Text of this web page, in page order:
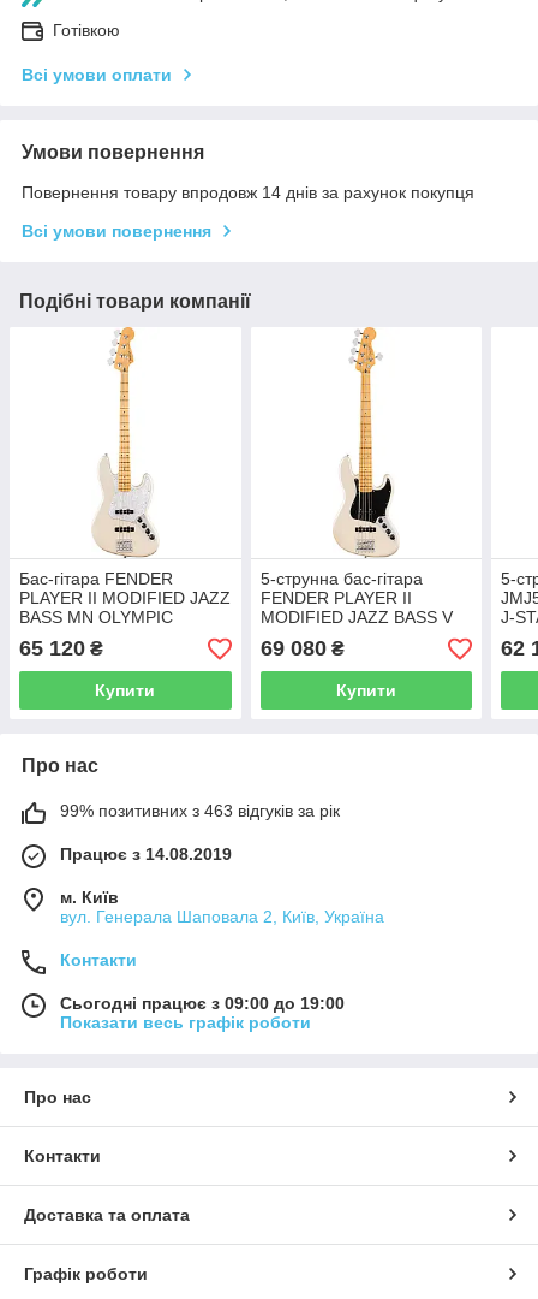
Готівкою
Всі умови оплати
Умови повернення
Повернення товару впродовж 14 днів за рахунок покупця
Всі умови повернення
Подібні товари компанії
Бас-гітара FENDER
PLAYER II MODIFIED JAZZ
BASS MN OLYMPIC
PEARL
65 120 ₴
Купити
5-струнна бас-гітара
FENDER PLAYER II
MODIFIED JAZZ BASS V
MN OLYMPIC PEARL
69 080₴
Купити
5-
J-
62
Про нас
99% позитивних з 463 відгуків за рік
Працює з 14.08.2019
м. Київ
вул. Генерала Шаповала 2, Київ, Україна
Контакти
Сьогодні працює з 09:00 до 19:00
Показати весь графік роботи
Про нас
Контакти
Доставка та оплата
Графік роботи